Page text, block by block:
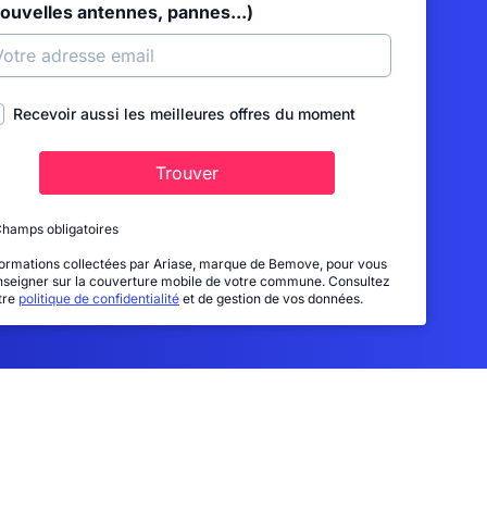
antennes, pannes...)
Recevoir aussi les meilleures offres du moment
Trouver
obligatoires
collectées par Ariase, marque de Bemove, pour vous
sur la couverture mobile de votre commune. Consultez
politique de confidentialité et de gestion de vos données.